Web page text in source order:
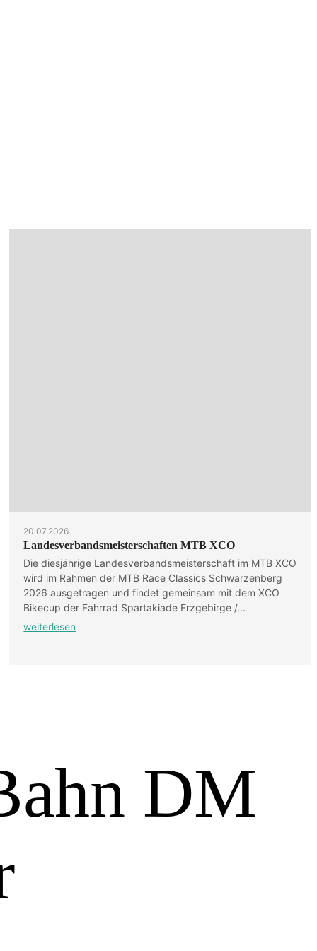
20.07.2026
Landesverbandsmeisterschaften MTB XCO
Die diesjährige Landesverbandsmeisterschaft im MTB XCO
wird im Rahmen der MTB Race Classics Schwarzenberg
2026 ausgetragen und findet gemeinsam mit dem XCO
Bikecup der Fahrrad Spartakiade Erzgebirge /...
weiterlesen
DM